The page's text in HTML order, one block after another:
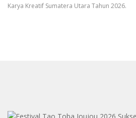
Karya Kreatif Sumatera Utara Tahun 2026.